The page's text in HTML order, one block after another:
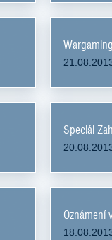
Speciál
Oznámení